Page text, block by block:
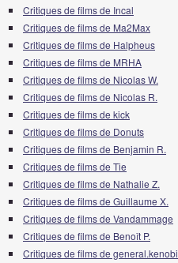
Critiques de films de Incal
Critiques de films de Ma2Max
Critiques de films de Halpheus
Critiques de films de MRHA
Critiques de films de Nicolas W.
Critiques de films de Nicolas R.
Critiques de films de kick
Critiques de films de Donuts
Critiques de films de Benjamin R.
Critiques de films de Tie
Critiques de films de Nathalie Z.
Critiques de films de Guillaume X.
Critiques de films de Vandammage
Critiques de films de Benoît P.
Critiques de films de general.kenobi